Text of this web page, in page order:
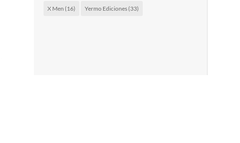
X Men (16) Yermo Ediciones(33)